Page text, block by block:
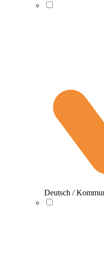
Deutsch /